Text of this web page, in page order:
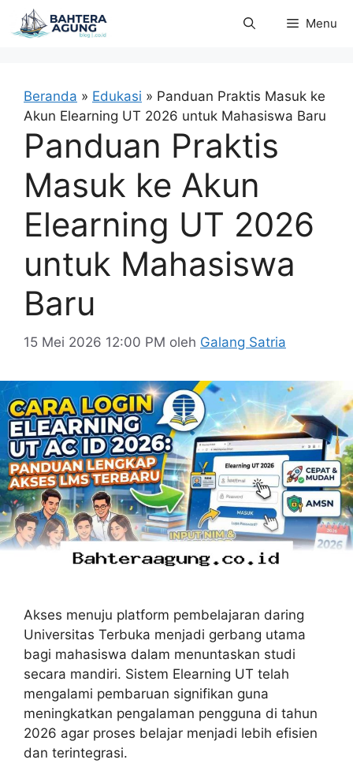
Langsung
ke
Menu
Beranda » Edukasi » Panduan Praktis Masuk ke
Akun Elearning UT 2026 untuk Mahasiswa Baru
Panduan Praktis
Masuk ke Akun
Elearning UT 2026
untuk Mahasiswa
Baru
15 Mei 2026 12:00 PM oleh Galang Satria
Akses menuju platform pembelajaran daring
Universitas Terbuka menjadi gerbang utama
bagi mahasiswa dalam menuntaskan studi
secara mandiri. Sistem Elearning UT telah
mengalami pembaruan signifikan guna
meningkatkan pengalaman pengguna di tahun
2026 agar proses belajar menjadi lebih efisien
dan terintegrasi.